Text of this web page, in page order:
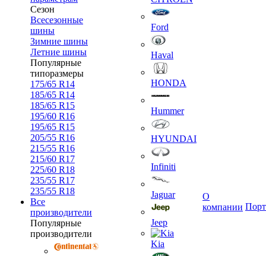
Сезон
Всесезонные
шины
Зимние шины
Летние шины
Популярные
типоразмеры
175/65 R14
185/65 R14
185/65 R15
195/60 R16
195/65 R15
205/55 R16
215/55 R16
215/60 R17
225/60 R18
235/55 R17
235/55 R18
Все
производители
Популярные
производители
Ford
Haval
HONDA
Hummer
HYUNDAI
Infiniti
Jaguar
Jeep
Kia
О
компании